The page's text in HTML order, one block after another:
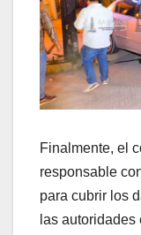
Finalmente, el
responsable
para cubrir los
las